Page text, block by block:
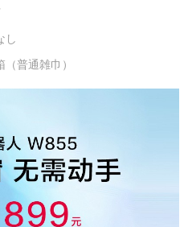
し
（普通雑巾）